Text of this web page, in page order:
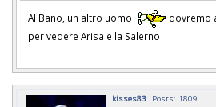
Al Bano, un altro uomo
dovremo
per vedere Arisa e la Salerno
kisses83 Posts: 1809